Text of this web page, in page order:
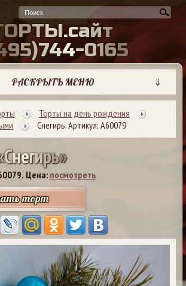
ОРТЫ.сайт
95)744-0165
РАСКРЫТЬ МЕНЮ ⇓
Торты на день рождения
Снегирь. Артикул: А60079
Снегирь»
Цена: посмотреть
торт